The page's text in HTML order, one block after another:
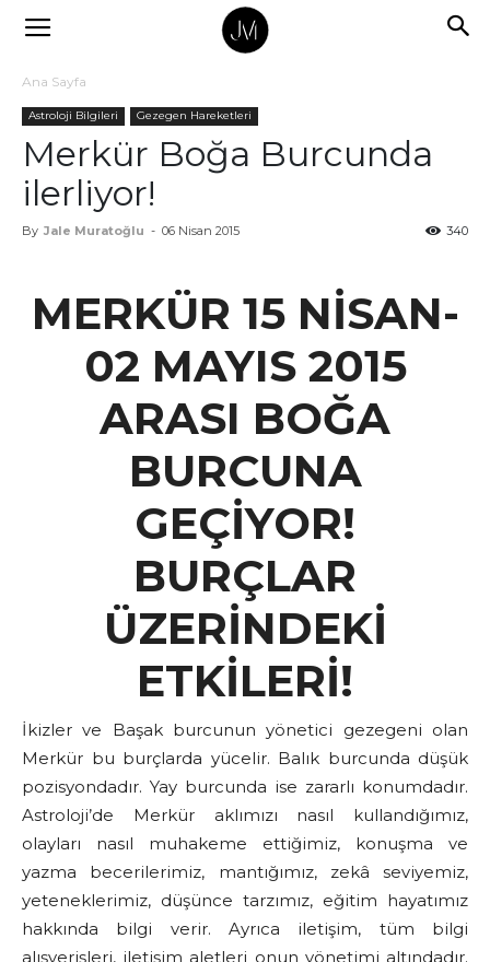
Ana Sayfa
Astroloji Bilgileri Gezegen Hareketleri
Merkür Boğa Burcunda
ilerliyor!
By Jale Muratoğlu - 06 Nisan 2015 340
MERKÜR 15 NİSAN-
02 MAYIS 2015
ARASI BOĞA
BURCUNA
GEÇİYOR!
BURÇLAR
ÜZERİNDEKİ
ETKİLERİ!
İkizler ve Başak burcunun yönetici gezegeni olan
Merkür bu burçlarda yücelir. Balık burcunda düşük
pozisyondadır. Yay burcunda ise zararlı konumdadır.
Astroloji’de Merkür aklımızı nasıl kullandığımız,
olayları nasıl muhakeme ettiğimiz, konuşma ve
yazma becerilerimiz, mantığımız, zekâ seviyemiz,
yeteneklerimiz, düşünce tarzımız, eğitim hayatımız
hakkında bilgi verir. Ayrıca iletişim, tüm bilgi
alışverişleri, iletişim aletleri onun yönetimi altındadır.